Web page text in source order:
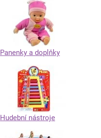
Panenky a doplňky
Hudební nástroje